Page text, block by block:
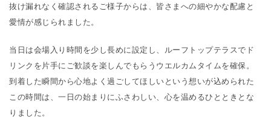
抜け漏れなく確認されるご様子からは、皆さまへの細やかな配慮と
愛情が感じられました。
当日は会場入り時間を少し長めに設定し、ルーフトップテラスでド
リンクを片手にご歓談を楽しんでもらうウエルカムタイムを確保。
到着した瞬間から心地よく過ごしてほしいという想いが込められた
この時間は、一日の始まりにふさわしい、心を温めるひとときとな
りました。